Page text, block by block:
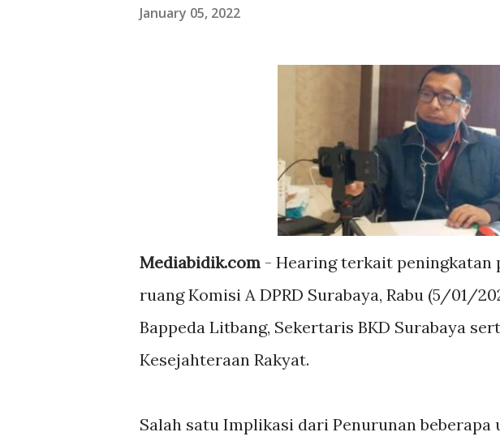
January 05, 2022
Mediabidik.com - Hearing terkait peningkatan
ruang Komisi A DPRD Surabaya, Rabu (5/01/
Bappeda Litbang, Sekertaris BKD Surabaya
Kesejahteraan Rakyat.
Salah satu Implikasi dari Penurunan